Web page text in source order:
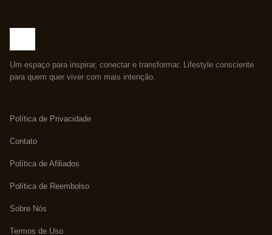
Um espaço para inspirar, conectar e transformar. Lifestyle consciente
para quem quer viver com mais intenção.
Política de Privacidade
Contato
Política de Afiliados
Política de Reembolso
Sobre Nós
Termos de Uso